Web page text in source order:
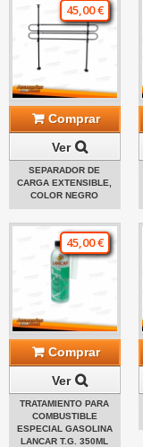
45,00 €
Comprar
Ver
SEPARADOR DE
CARGA EXTENSIBLE,
COLOR NEGRO
45,00 €
Comprar
Ver
TRATAMIENTO PARA
COMBUSTIBLE
ESPECIAL GASOLINA
LANCAR T.G. 350ML